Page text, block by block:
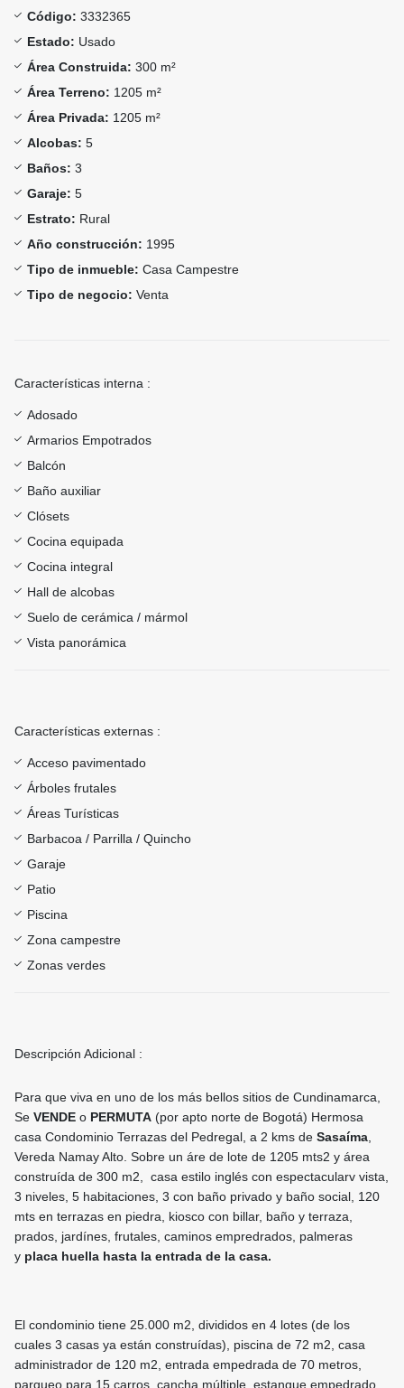
Código: 3332365
Estado: Usado
Área Construida: 300 m²
Área Terreno: 1205 m²
Área Privada: 1205 m²
Alcobas: 5
Baños: 3
Garaje: 5
Estrato: Rural
Año construcción: 1995
Tipo de inmueble: Casa Campestre
Tipo de negocio: Venta
Características interna :
Adosado
Armarios Empotrados
Balcón
Baño auxiliar
Clósets
Cocina equipada
Cocina integral
Hall de alcobas
Suelo de cerámica / mármol
Vista panorámica
Características externas :
Acceso pavimentado
Árboles frutales
Áreas Turísticas
Barbacoa / Parrilla / Quincho
Garaje
Patio
Piscina
Zona campestre
Zonas verdes
Descripción Adicional :
Para que viva en uno de los más bellos sitios de Cundinamarca,
Se VENDE o PERMUTA (por apto norte de Bogotá) Hermosa
casa Condominio Terrazas del Pedregal, a 2 kms de Sasaíma
Vereda Namay Alto. Sobre un áre de lote de 1205 mts2 y área
construída de 300 m2, casa estilo inglés con espectacularv vista,
3 niveles, 5 habitaciones, 3 con baño privado y baño social, 120
mts en terrazas en piedra, kiosco con billar, baño y terraza,
prados, jardínes, frutales, caminos empredrados, palmeras
y placa huella hasta la entrada de la casa.
El condominio tiene 25.000 m2, divididos en 4 lotes (de los
cuales 3 casas ya están construídas), piscina de 72 m2, casa
administrador de 120 m2, entrada empedrada de 70 metros,
parqueo para 15 carros, cancha múltiple, estanque empedrado